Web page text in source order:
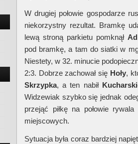
W drugiej połowie gospodarze
niekorzystny rezultat. Bramkę
lewą stroną parkietu pomknął
pod bramkę, a tam do siatki w
Niestety, w 32. minucie
2:3. Dobrze zachował się Hoły,
Skrzypka, a ten nabił
Widzewiak szybko się jednak
przejąć piłkę na połowie
miejscowych.
Sytuacja była coraz bardziej